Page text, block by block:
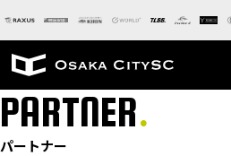
PARTNER
パートナー